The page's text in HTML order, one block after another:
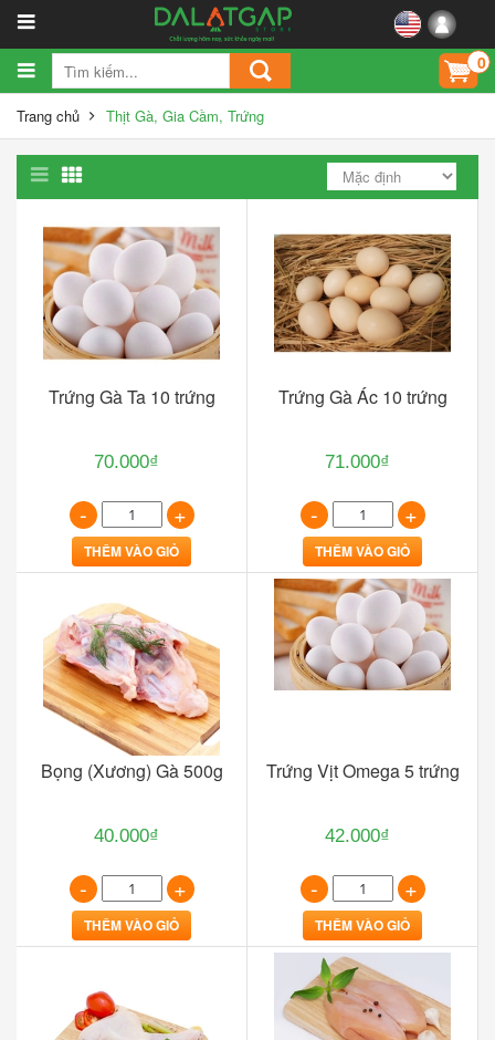
0
Trang chủ Thịt Gà, Gia Cầm, Trứng
Trứng Gà Ta 10 trứng
70.000₫
- +
THÊM VÀO GIỎ
Trứng Gà Ác 10 trứng
71.000₫
- +
THÊM VÀO GIỎ
Bọng (Xương) Gà 500g
40.000₫
- +
THÊM VÀO GIỎ
Trứng Vịt Omega 5 trứng
42.000₫
- +
THÊM VÀO GIỎ